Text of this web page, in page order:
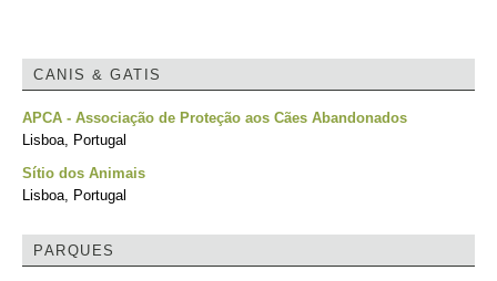
CANIS & GATIS
APCA - Associação de Proteção aos Cães Abandonados
Lisboa, Portugal
Sítio dos Animais
Lisboa, Portugal
PARQUES